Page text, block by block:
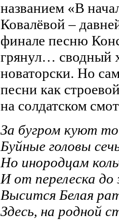
названием «В
Ковалёвой –
финале песню
грянул… сводный
новаторски. Но
песни как
на солдатском
За бугром куют
Буйные головы
Но инородцам
И от перелеска до
Высится Белая
Здесь, на родной